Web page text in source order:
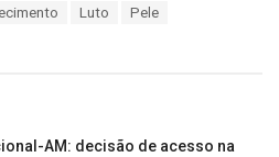
Luto
Pele
AM: decisão de acesso na